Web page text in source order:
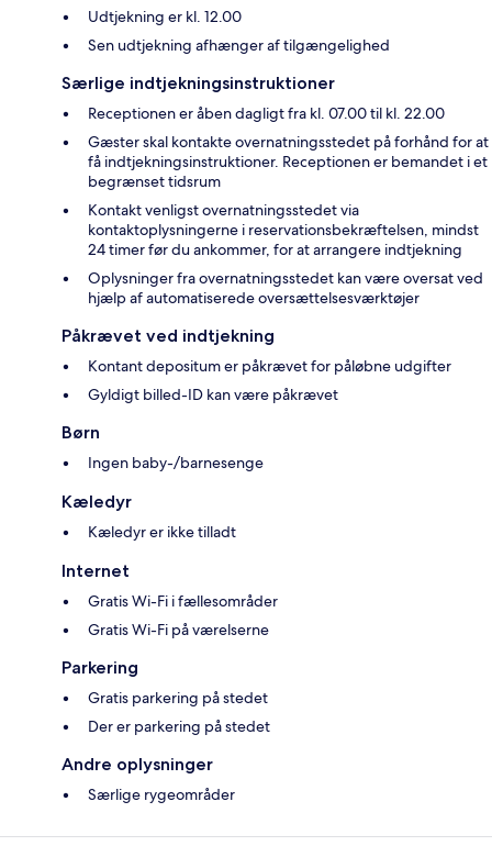
Udtjekning er kl. 12.00
Sen udtjekning afhænger af tilgængelighed
Særlige indtjekningsinstruktioner
Receptionen er åben dagligt fra kl. 07.00 til kl. 22.00
Gæster skal kontakte overnatningsstedet på forhånd for at
få indtjekningsinstruktioner. Receptionen er bemandet i et
begrænset tidsrum
Kontakt venligst overnatningsstedet via
kontaktoplysningerne i reservationsbekræftelsen, mindst
24 timer før du ankommer, for at arrangere indtjekning
Oplysninger fra overnatningsstedet kan være oversat ved
hjælp af automatiserede oversættelsesværktøjer
Påkrævet ved indtjekning
Kontant depositum er påkrævet for påløbne udgifter
Gyldigt billed-ID kan være påkrævet
Børn
Ingen baby-/barnesenge
Kæledyr
Kæledyr er ikke tilladt
Internet
Gratis Wi-Fi i fællesområder
Gratis Wi-Fi på værelserne
Parkering
Gratis parkering på stedet
Der er parkering på stedet
Andre oplysninger
Særlige rygeområder